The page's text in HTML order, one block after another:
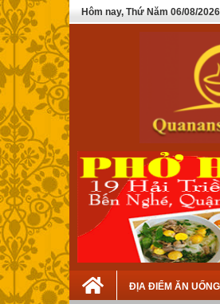
Hôm nay, Thứ Năm 06/08/2026
ĐỊA ĐIỂM ĂN UỐNG